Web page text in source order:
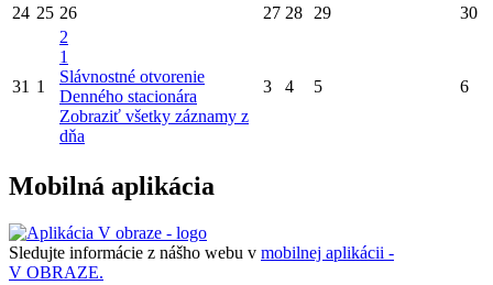
24 25 26 27 28 29 30
31 1
2
1
Slávnostné otvorenie
Denného stacionára
Zobraziť všetky záznamy z
dňa
3 4 5 6
Mobilná aplikácia
Sledujte informácie z nášho webu v mobilnej aplikácii -
V OBRAZE.